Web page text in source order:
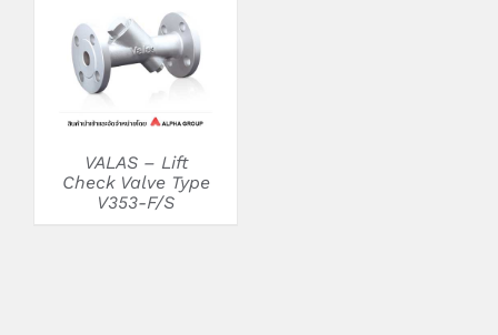
VALAS – Lift
Check Valve Type
V353-F/S